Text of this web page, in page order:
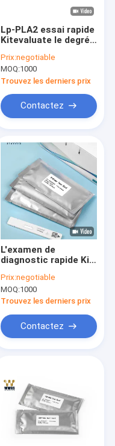
Lp-PLA2 essai rapide
Kitevaluate le degré
d'athérosclérose et
de l'auxiliaire
Prix:negotiable
MOQ:1000
Trouvez les derniers prix
Contactez
L'examen de
diagnostic rapide Kit
sang quantitatif
rapide d'essai de D-
dimère sèchent
Prix:negotiable
MOQ:1000
Trouvez les derniers prix
Contactez